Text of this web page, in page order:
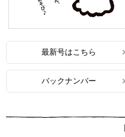
最新号はこちら
バックナンバー